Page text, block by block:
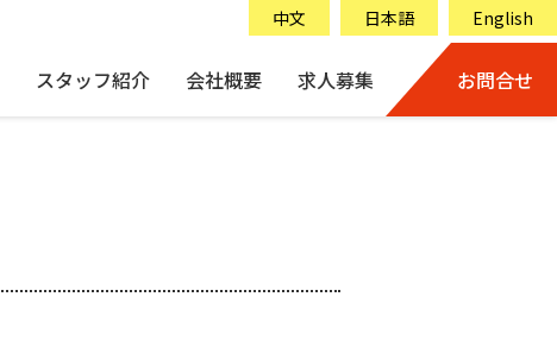
中文 日本語 English
スタッフ紹介 会社概要 求人募集 お問合せ